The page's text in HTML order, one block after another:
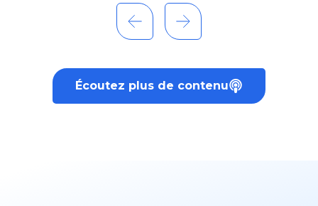
Écoutez plus de contenu